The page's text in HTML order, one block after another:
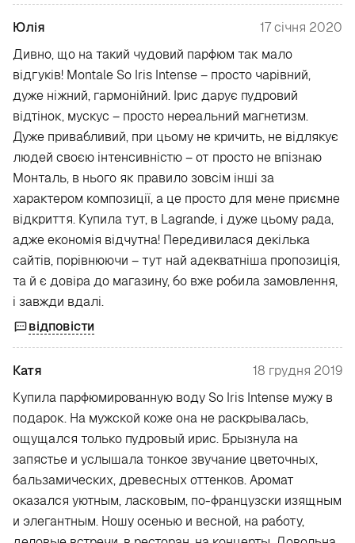
Юлія
17 січня 2020
Дивно, що на такий чудовий парфюм так мало
відгуків! Montale So Iris Intense – просто чарівний,
дуже ніжний, гармонійний. Ірис дарує пудровий
відтінок, мускус – просто нереальний магнетизм.
Дуже привабливий, при цьому не кричить, не відлякує
людей своєю інтенсивністю – от просто не впізнаю
Монталь, в нього як правило зовсім інші за
характером композиції, а це просто для мене приємне
відкриття. Купила тут, в Lagrande, і дуже цьому рада,
адже економія відчутна! Передивилася декілька
сайтів, порівнюючи – тут най адекватніша пропозиція,
та й є довіра до магазину, бо вже робила замовлення,
і завжди вдалі.
відповісти
Катя
18 грудня 2019
Купила парфюмированную воду So Iris Intense мужу в
подарок. На мужской коже она не раскрывалась,
ощущался только пудровый ирис. Брызнула на
запястье и услышала тонкое звучание цветочных,
бальзамических, древесных оттенков. Аромат
оказался уютным, ласковым, по-французски изящным
и элегантным. Ношу осенью и весной, на работу,